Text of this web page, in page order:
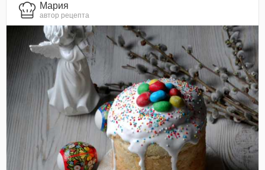
Мария
автор рецепта